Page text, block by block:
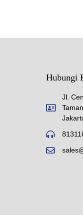
Hubungi
Jl.